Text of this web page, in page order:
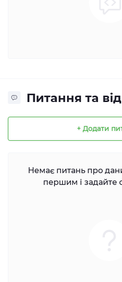
Питання та
+ Додати
Немає питань про
першим і задайте